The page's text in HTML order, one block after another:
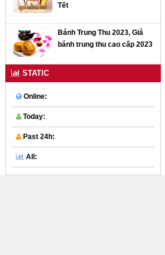
Tết
Bánh Trung Thu 2023, Giá
bánh trung thu cao cấp 2023
STATIC
Online:
Today:
Past 24h:
All: